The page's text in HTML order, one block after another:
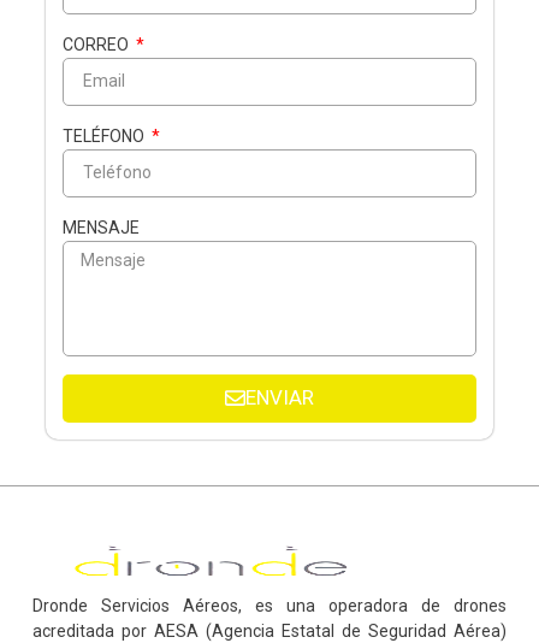
CORREO
TELÉFONO
MENSAJE
ENVIAR
Dronde Servicios Aéreos, es una operadora de drones
acreditada por AESA (Agencia Estatal de Seguridad Aérea)